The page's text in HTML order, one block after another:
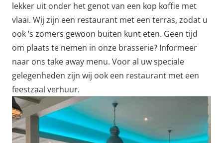
lekker uit onder het genot van een kop koffie met
vlaai. Wij zijn een restaurant met een terras, zodat u
ook ’s zomers gewoon buiten kunt eten. Geen tijd
om plaats te nemen in onze brasserie? Informeer
naar ons take away menu. Voor al uw speciale
gelegenheden zijn wij ook een restaurant met een
feestzaal verhuur.